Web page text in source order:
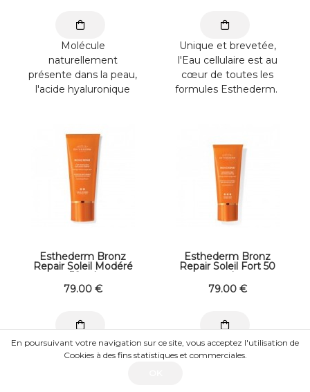
Molécule
naturellement
présente dans la peau,
l'acide hyaluronique
Unique et brevetée,
l'Eau cellulaire est au
cœur de toutes les
formules Esthederm.
Esthederm Bronz
Repair Soleil Modéré
50 ml
79.00 €
Votre crème de soin
bronz repair visage
Esthederm Bronz
Repair Soleil Fort 50
ml
79.00 €
Votre crème de soin
bronz repair visage
En poursuivant votre navigation sur ce site, vous acceptez l'utilisation de
Cookies à des fins statistiques et commerciales.